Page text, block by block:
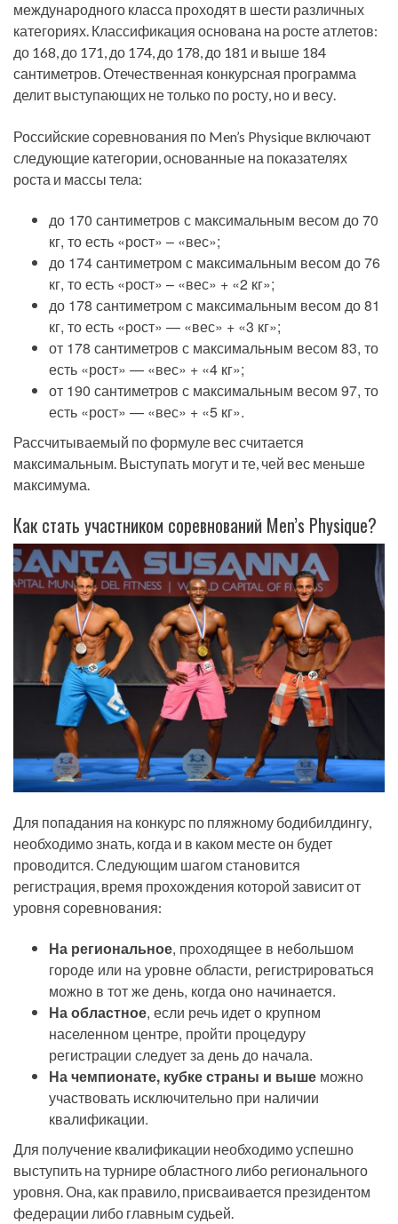
международного класса проходят в шести различных
категориях. Классификация основана на росте атлетов:
до 168, до 171, до 174, до 178, до 181 и выше 184
сантиметров. Отечественная конкурсная программа
делит выступающих не только по росту, но и весу.
Российские соревнования по Men’s Physique включают
следующие категории, основанные на показателях
роста и массы тела:
до 170 сантиметров с максимальным весом до 70
кг, то есть «рост» – «вес»;
до 174 сантиметром с максимальным весом до 76
кг, то есть «рост» – «вес» + «2 кг»;
до 178 сантиметром с максимальным весом до 81
кг, то есть «рост» — «вес» + «3 кг»;
от 178 сантиметров с максимальным весом 83, то
есть «рост» — «вес» + «4 кг»;
от 190 сантиметров с максимальным весом 97, то
есть «рост» — «вес» + «5 кг».
Рассчитываемый по формуле вес считается
максимальным. Выступать могут и те, чей вес меньше
максимума.
Как стать участником соревнований Men’s Physique?
Для попадания на конкурс по пляжному бодибилдингу,
необходимо знать, когда и в каком месте он будет
проводится. Следующим шагом становится
регистрация, время прохождения которой зависит от
уровня соревнования:
На региональное, проходящее в небольшом
городе или на уровне области, регистрироваться
можно в тот же день, когда оно начинается.
На областное, если речь идет о крупном
населенном центре, пройти процедуру
регистрации следует за день до начала.
На чемпионате, кубке страны и выше можно
участвовать исключительно при наличии
квалификации.
Для получение квалификации необходимо успешно
выступить на турнире областного либо регионального
уровня. Она, как правило, присваивается президентом
федерации либо главным судьей.